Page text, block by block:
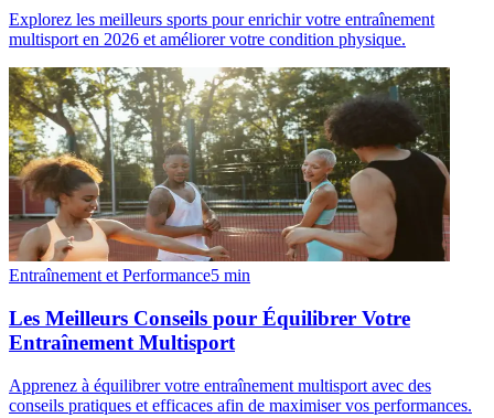
Explorez les meilleurs sports pour enrichir votre entraînement
multisport en 2026 et améliorer votre condition physique.
Entraînement et Performance5 min
Les Meilleurs Conseils pour Équilibrer Votre
Entraînement Multisport
Apprenez à équilibrer votre entraînement multisport avec des
conseils pratiques et efficaces afin de maximiser vos performances.